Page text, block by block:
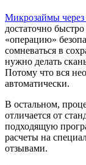
Микрозаймы через
достаточно
«операцию»
сомневаться в
нужно делать
Потому что вся
автоматически.
В остальном,
отличается от
подходящую
расчеты на
отзывами.